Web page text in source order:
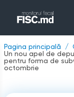
Pagina principală
Un nou apel de
pentru forma de
octombrie